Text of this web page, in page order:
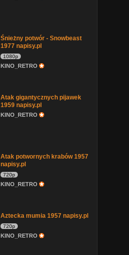
Śnieżny potwór - Snowbeast
1977 napisy.pl
1080p
KINO_RETRO
Atak gigantycznych pijawek
1959 napisy.pl
KINO_RETRO
Atak potwornych krabów 1957
napisy.pl
720p
KINO_RETRO
Aztecka mumia 1957 napisy.pl
720p
KINO_RETRO